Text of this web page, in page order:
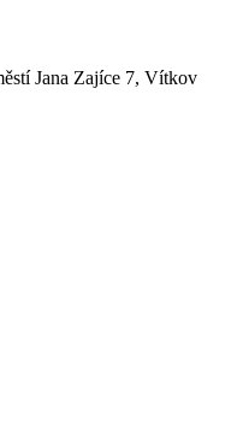
Jana Zajíce 7, Vítkov